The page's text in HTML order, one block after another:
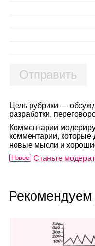
Отправить
Цель рубрики —
разработки,
Комментарии
комментарии, которые
новые мысли и
Новое Станьте
Рекомендуем